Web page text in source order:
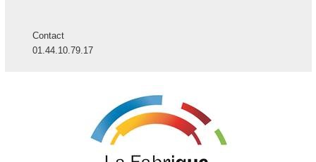
Contact
01.44.10.79.17